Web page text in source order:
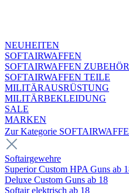
NEUHEITEN
SOFTAIRWAFFEN
SOFTAIRWAFFEN ZUBEHÖR
SOFTAIRWAFFEN TEILE
MILITÄRAUSRÜSTUNG
MILITÄRBEKLEIDUNG
SALE
MARKEN
Zur Kategorie
Softairgewehre
Superior Custom HPA Guns ab
Deluxe Custom Guns ab 18
Softair elektrisch ab 18